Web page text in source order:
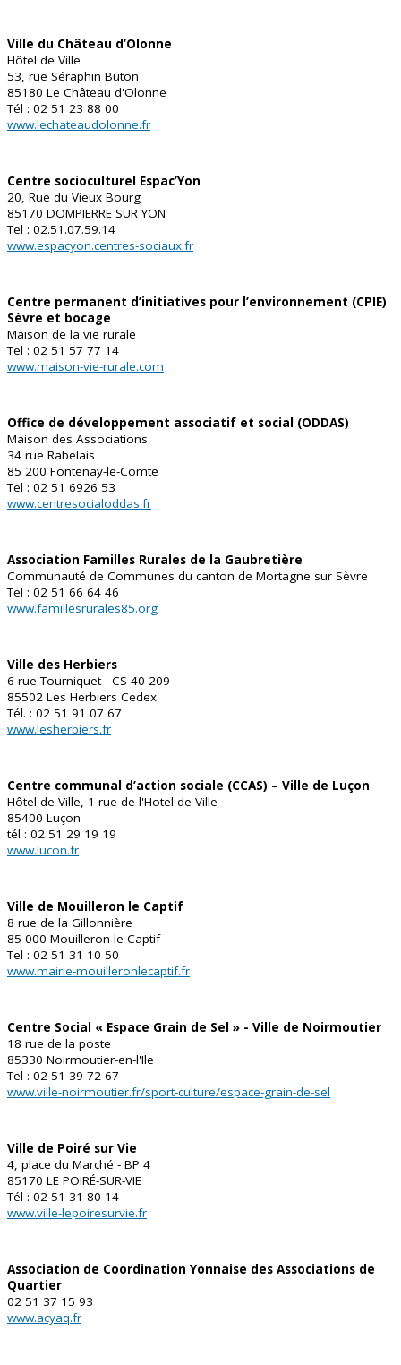
Ville du Château d’Olonne
Hôtel de Ville
53, rue Séraphin Buton
85180 Le Château d'Olonne
Tél : 02 51 23 88 00
www.lechateaudolonne.fr
Centre socioculturel Espac’Yon
20, Rue du Vieux Bourg
85170 DOMPIERRE SUR YON
Tel : 02.51.07.59.14
www.espacyon.centres-sociaux.fr
Centre permanent d’initiatives pour l’environnement (CPIE)
Sèvre et bocage
Maison de la vie rurale
Tel : 02 51 57 77 14
www.maison-vie-rurale.com
Office de développement associatif et social (ODDAS)
Maison des Associations
34 rue Rabelais
85 200 Fontenay-le-Comte
Tel : 02 51 6926 53
www.centresocialoddas.fr
Association Familles Rurales de la Gaubretière
Communauté de Communes du canton de Mortagne sur Sèvre
Tel : 02 51 66 64 46
www.famillesrurales85.org
Ville des Herbiers
6 rue Tourniquet - CS 40 209
85502 Les Herbiers Cedex
Tél. : 02 51 91 07 67
www.lesherbiers.fr
Centre communal d’action sociale (CCAS) – Ville de Luçon
Hôtel de Ville, 1 rue de l'Hotel de Ville
85400 Luçon
tél : 02 51 29 19 19
www.lucon.fr
Ville de Mouilleron le Captif
8 rue de la Gillonnière
85 000 Mouilleron le Captif
Tel : 02 51 31 10 50
www.mairie-mouilleronlecaptif.fr
Centre Social « Espace Grain de Sel » - Ville de Noirmoutier
18 rue de la poste
85330 Noirmoutier-en-l'Ile
Tel : 02 51 39 72 67
www.ville-noirmoutier.fr/sport-culture/espace-grain-de-sel
Ville de Poiré sur Vie
4, place du Marché - BP 4
85170 LE POIRÉ-SUR-VIE
Tél : 02 51 31 80 14
www.ville-lepoiresurvie.fr
Association de Coordination Yonnaise des Associations de
Quartier
02 51 37 15 93
www.acyaq.fr